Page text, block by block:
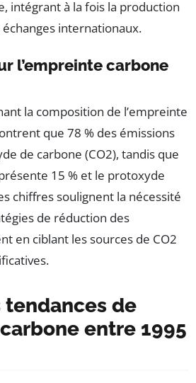
intégrant à la fois la production
échanges internationaux.
l’empreinte carbone
la composition de l’empreinte
que 78 % des émissions
de carbone (CO2), tandis que
15 % et le protoxyde
chiffres soulignent la nécessité
de réduction des
en ciblant les sources de CO2
tendances de
entre 1995